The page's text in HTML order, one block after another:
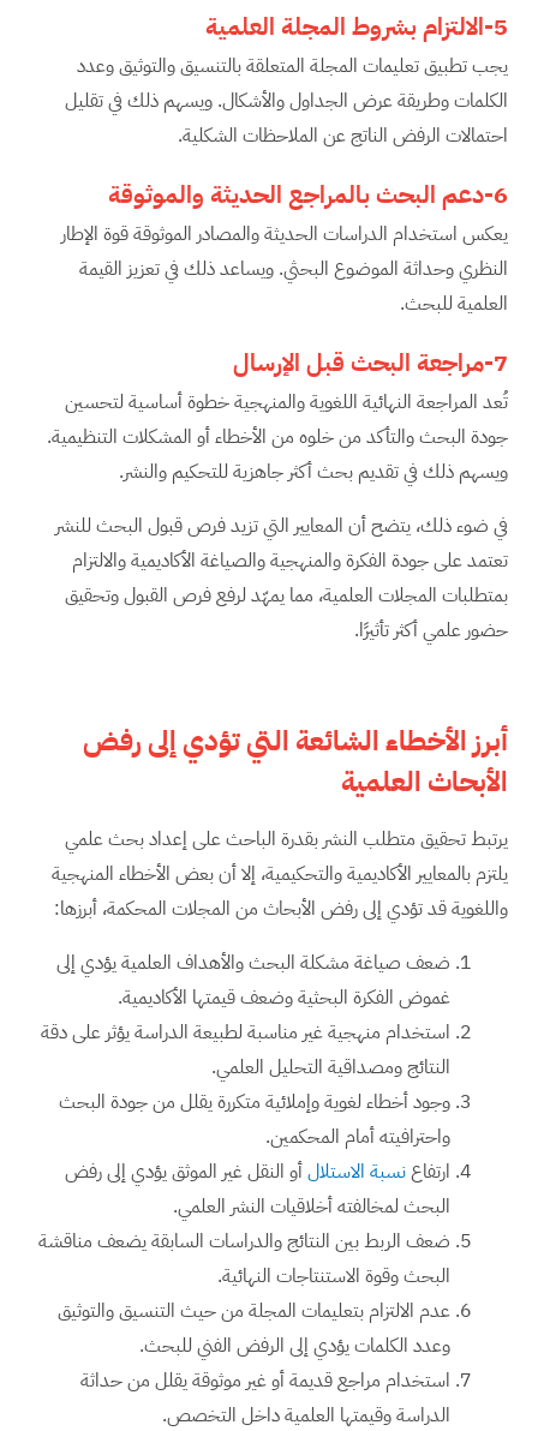
5-الالتزام بشروط المجلة العلمية
يجب تطبيق تعليمات المجلة المتعلقة بالتنسيق والتوثيق وعدد
الكلمات وطريقة عرض الجداول والأشكال. ويسهم ذلك في تقليل
احتمالات الرفض الناتج عن الملاحظات الشكلية.
6-دعم البحث بالمراجع الحديثة والموثوقة
يعكس استخدام الدراسات الحديثة والمصادر الموثوقة قوة الإطار
النظري وحداثة الموضوع البحثي. ويساعد ذلك في تعزيز القيمة
العلمية للبحث.
7-مراجعة البحث قبل الإرسال
تُعد المراجعة النهائية اللغوية والمنهجية خطوة أساسية لتحسين
جودة البحث والتأكد من خلوه من الأخطاء أو المشكلات التنظيمية.
ويسهم ذلك في تقديم بحث أكثر جاهزية للتحكيم والنشر.
في ضوء ذلك، يتضح أن المعايير التي تزيد فرص قبول البحث للنشر
تعتمد على جودة الفكرة والمنهجية والصياغة الأكاديمية والالتزام
بمتطلبات المجلات العلمية، مما يمهّد لرفع فرص القبول وتحقيق
حضور علمي أكثر تأثيرًا.
أبرز الأخطاء الشائعة التي تؤدي إلى رفض
الأبحاث العلمية
يرتبط تحقيق متطلب النشر بقدرة الباحث على إعداد بحث علمي
يلتزم بالمعايير الأكاديمية والتحكيمية، إلا أن بعض الأخطاء المنهجية
واللغوية قد تؤدي إلى رفض الأبحاث من المجلات المحكمة، أبرزها:
ضعف صياغة مشكلة البحث والأهداف العلمية يؤدي إلى
غموض الفكرة البحثية وضعف قيمتها الأكاديمية.
استخدام منهجية غير مناسبة لطبيعة الدراسة يؤثر على دقة
النتائج ومصداقية التحليل العلمي.
وجود أخطاء لغوية وإملائية متكررة يقلل من جودة البحث
واحترافيته أمام المحكمين.
ارتفاعنسبة الاستلالأو النقل غير الموثق يؤدي إلى رفض
البحث لمخالفته أخلاقيات النشر العلمي.
ضعف الربط بين النتائج والدراسات السابقة يضعف مناقشة
البحث وقوة الاستنتاجات النهائية.
عدم الالتزام بتعليمات المجلة من حيث التنسيق والتوثيق
وعدد الكلمات يؤدي إلى الرفض الفني للبحث.
استخدام مراجع قديمة أو غير موثوقة يقلل من حداثة
الدراسة وقيمتها العلمية داخل التخصص.